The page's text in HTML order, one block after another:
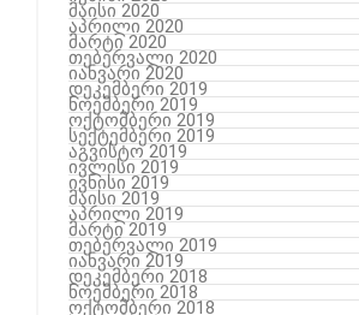
მაისი 2020
აპრილი 2020
მარტი 2020
თებერვალი 2020
იანვარი 2020
დეკემბერი 2019
ნოემბერი 2019
ოქტომბერი 2019
სექტემბერი 2019
აგვისტო 2019
ივლისი 2019
ივნისი 2019
მაისი 2019
აპრილი 2019
მარტი 2019
თებერვალი 2019
იანვარი 2019
დეკემბერი 2018
ნოემბერი 2018
ოქტომბერი 2018